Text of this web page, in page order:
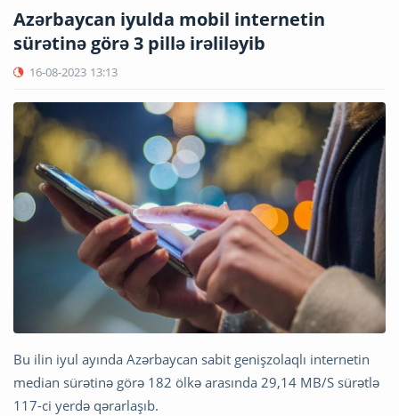
Azərbaycan iyulda mobil internetin
sürətinə görə 3 pillə irəliləyib
16-08-2023 13:13
Bu ilin iyul ayında Azərbaycan sabit genişzolaqlı internetin
median sürətinə görə 182 ölkə arasında 29,14 MB/S sürətlə
117-ci yerdə qərarlaşıb.